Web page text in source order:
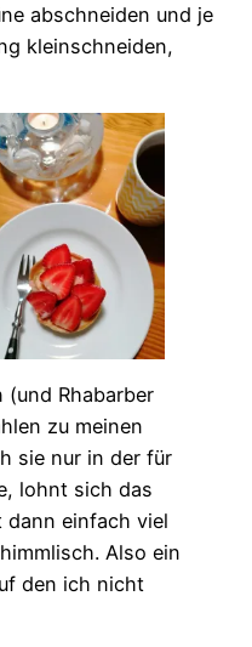
abschneiden und je
kleinschneiden,
(und Rhabarber
zu meinen
sie nur in der für
lohnt sich das
dann einfach viel
Also ein
den ich nicht